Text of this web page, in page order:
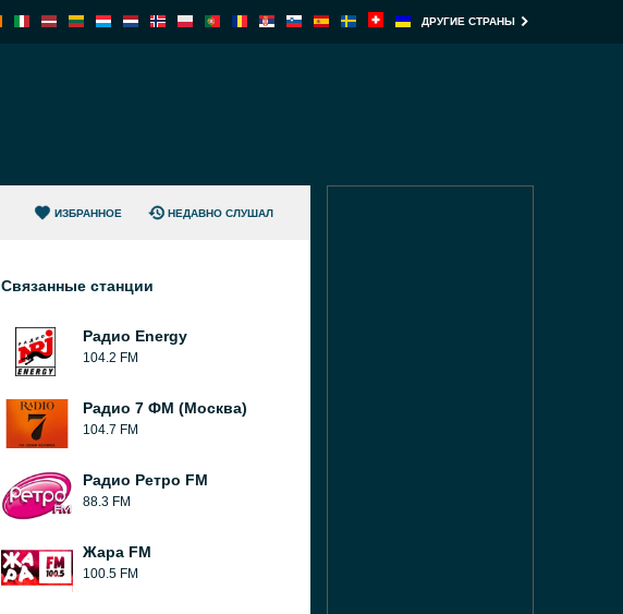
ДРУГИЕ СТРАНЫ
ИЗБРАННОЕ НЕДАВНО СЛУШАЛ
Связанные станции
Радио Energy
104.2 FM
Радио 7 ФМ (Москва)
104.7 FM
Радио Ретро FM
88.3 FM
Жара FM
100.5 FM